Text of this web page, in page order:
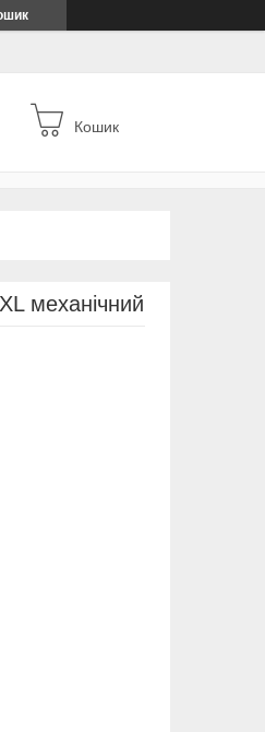
Кошик
механічний